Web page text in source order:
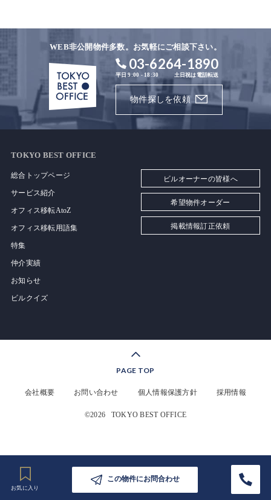
この物件にお問合わせ
WEB非公開物件多数。お気軽にご相談下さい。
03-6264-1890
平日 9:00 - 18:30 土日祝は電話転送
物件探しを依頼
TOKYO BEST OFFICE
総合トップページ
サービス紹介
オフィス移転AtoZ
オフィス移転用語集
特集
仲介実績
お知らせ
ビルクイズ
ビルオーナーの皆様へ
希望物件オーダー
掲載情報訂正依頼
PAGE TOP
会社概要 お問い合わせ 個人情報保護方針 採用情報
©2026 TOKYO BEST OFFICE